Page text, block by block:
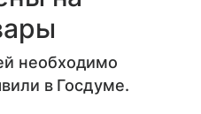
необходимо
в Госдуме.